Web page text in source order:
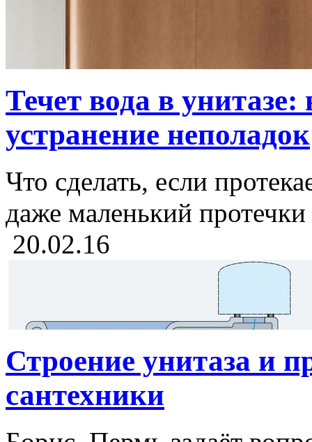
Течет вода в
устранение неполадок
Что сделать, если
даже маленький протечки
20.02.16
Строение унитаза и
сантехники